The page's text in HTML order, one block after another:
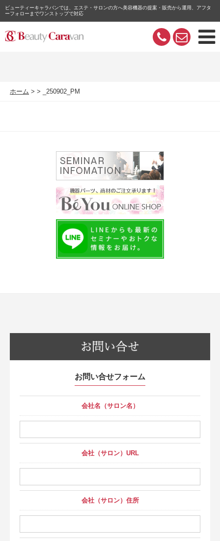
ビューティーキャラバンでは、エステ・サロンの方へ美容機器の提案・販売から運用、アフタ
ーフォローまでワンストップで対応
ホーム _250902_PM
お問い合せフォーム
会社名（サロン名）
会社（サロン）URL
会社（サロン）住所